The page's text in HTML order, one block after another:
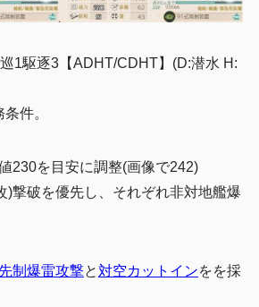
1駆逐3【ADHT/CDHT】(D:潜水 H:
件。
230を目安に調整(画像で242)
)撃破を優先し、それぞれ非対地艦爆
制爆雷攻撃と対空カットインをを採